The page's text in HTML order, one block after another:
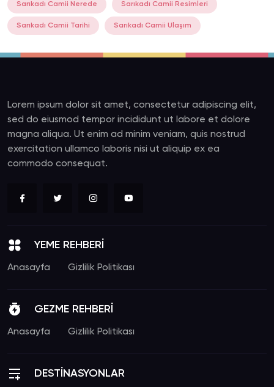
Sarıkadı Camii Nerede Sarıkadı Camii Resimleri
Sarıkadı Camii Tarihi Sarıkadı Camii Ulaşım
Lorem ipsum dolor sit amet, consectetur adipiscing elit,
sed do eiusmod tempor incididunt ut labore et dolore
magna aliqua. Ut enim ad minim veniam, quis nostrud
exercitation ullamco laboris nisi ut aliquip ex ea
commodo consequat.
YEME REHBERİ
Anasayfa Gizlilik Politikası
GEZME REHBERİ
Anasayfa Gizlilik Politikası
DESTİNASYONLAR